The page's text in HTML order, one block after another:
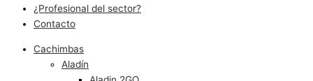
¿Profesional del sector?
Contacto
Cachimbas
Aladín